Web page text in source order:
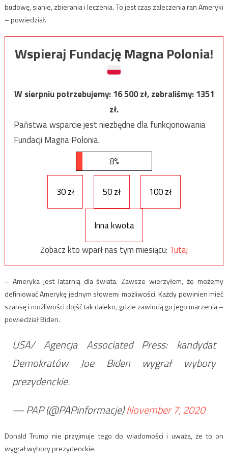
budowę, sianie, zbierania i leczenia. To jest czas zaleczenia ran Ameryki
– powiedział.
Wspieraj Fundację Magna Polonia!
W sierpniu potrzebujemy:16 500zł, zebraliśmy:1351
zł.
Państwa wsparcie jest niezbędne dla funkcjonowania
Fundacji Magna Polonia.
8%
30 zł 50 zł 100 zł
Inna kwota
Zobacz kto wparł nas tym miesiącu: Tutaj
– Ameryka jest latarnią dla świata. Zawsze wierzyłem, że możemy
definiować Amerykę jednym słowem: możliwości. Każdy powinien mieć
szansę i możliwości dojść tak daleko, gdzie zawiodą go jego marzenia –
powiedział Biden.
USA/ Agencja Associated Press: kandydat
Demokratów Joe Biden wygrał wybory
prezydenckie.
— PAP (@PAPinformacje)November 7, 2020
Donald Trump nie przyjmuje tego do wiadomości i uważa, że to on
wygrał wybory prezydenckie.